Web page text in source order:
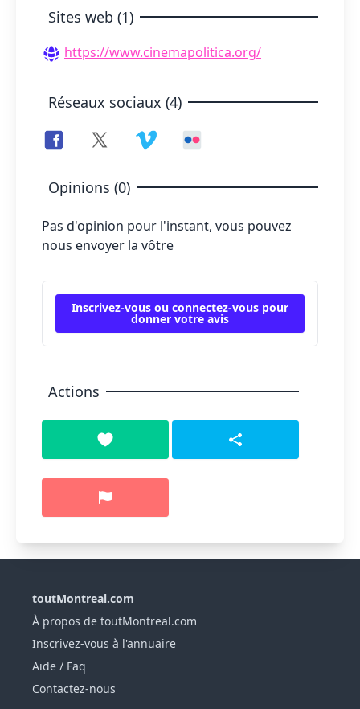
Sites web (1)
https://www.cinemapolitica.org/
Réseaux sociaux (4)
Opinions (0)
Pas d'opinion pour l'instant, vous pouvez
nous envoyer la vôtre
Inscrivez-vous ou connectez-vous pour
donner votre avis
Actions
toutMontreal.com
À propos de toutMontreal.com
Inscrivez-vous à l'annuaire
Aide / Faq
Contactez-nous